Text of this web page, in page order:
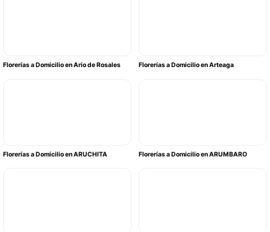
Florerías a Domicilio en Ario de Rosales Florerías a Domicilio en Arteaga
Florerías a Domicilio en ARUCHITA Florerías a Domicilio en ARUMBARO